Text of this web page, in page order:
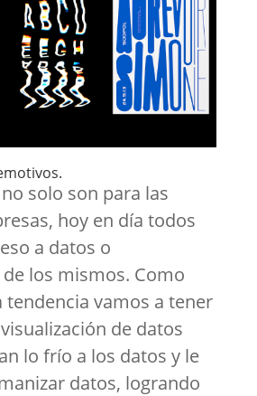
solo son para las
hoy en día todos
a datos o
los mismos. Como
tendencia vamos a tener
de datos
lo frío a los datos y le
datos, logrando